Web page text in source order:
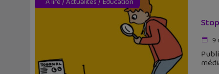
9